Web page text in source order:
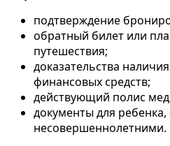
подтверждение
обратный билет или
путешествия;
доказательства
финансовых средств;
действующий полис
документы для ребенка,
несовершеннолетними.